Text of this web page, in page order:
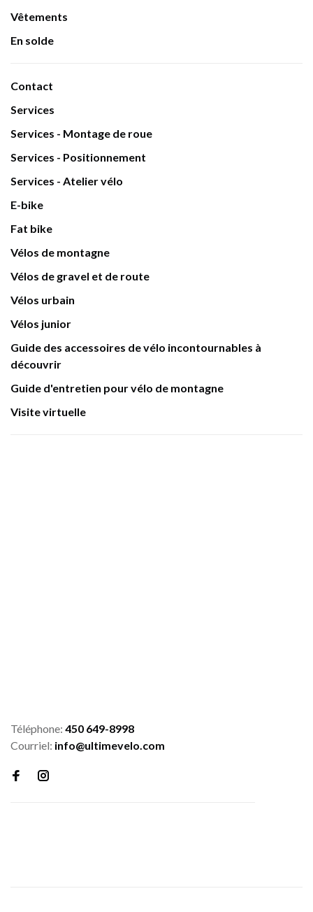
Vêtements
En solde
Contact
Services
Services - Montage de roue
Services - Positionnement
Services - Atelier vélo
E-bike
Fat bike
Vélos de montagne
Vélos de gravel et de route
Vélos urbain
Vélos junior
Guide des accessoires de vélo incontournables à
découvrir
Guide d'entretien pour vélo de montagne
Visite virtuelle
Téléphone: 450 649-8998
Courriel: info@ultimevelo.com